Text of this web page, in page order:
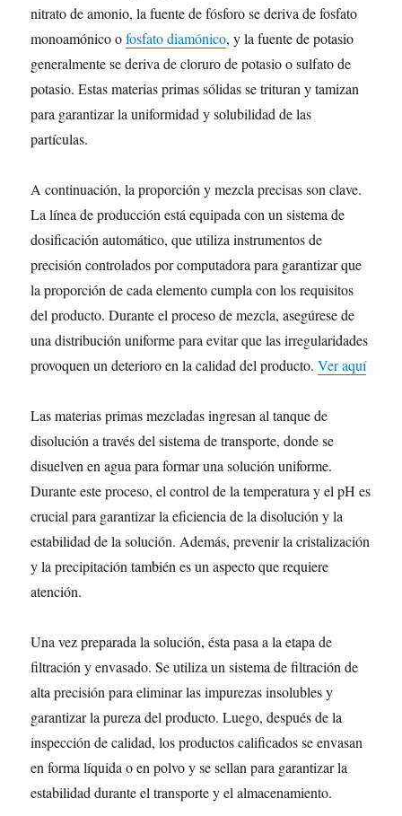
nitrato de amonio, la fuente de fósforo se deriva de fosfato
monoamónico ofosfato diamónico, y la fuente de potasio
generalmente se deriva de cloruro de potasio o sulfato de
potasio. Estas materias primas sólidas se trituran y tamizan
para garantizar la uniformidad y solubilidad de las
partículas.
A continuación, la proporción y mezcla precisas son clave.
La línea de producción está equipada con un sistema de
dosificación automático, que utiliza instrumentos de
precisión controlados por computadora para garantizar que
la proporción de cada elemento cumpla con los requisitos
del producto. Durante el proceso de mezcla, asegúrese de
una distribución uniforme para evitar que las irregularidades
provoquen un deterioro en la calidad del producto.Ver aquí
Las materias primas mezcladas ingresan al tanque de
disolución a través del sistema de transporte, donde se
disuelven en agua para formar una solución uniforme.
Durante este proceso, el control de la temperatura y el pH es
crucial para garantizar la eficiencia de la disolución y la
estabilidad de la solución. Además, prevenir la cristalización
y la precipitación también es un aspecto que requiere
atención.
Una vez preparada la solución, ésta pasa a la etapa de
filtración y envasado. Se utiliza un sistema de filtración de
alta precisión para eliminar las impurezas insolubles y
garantizar la pureza del producto. Luego, después de la
inspección de calidad, los productos calificados se envasan
en forma líquida o en polvo y se sellan para garantizar la
estabilidad durante el transporte y el almacenamiento.